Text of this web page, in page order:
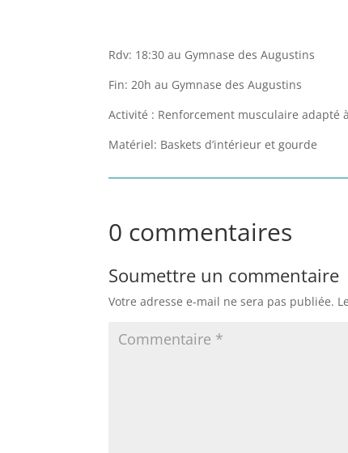
Rdv: 18:30 au Gymnase des Augustins
Fin: 20h au Gymnase des Augustins
Activité : Renforcement musculaire adapté
Matériel: Baskets d’intérieur et gourde
0 commentaires
Soumettre un commentaire
Votre adresse e-mail ne sera pas publiée.